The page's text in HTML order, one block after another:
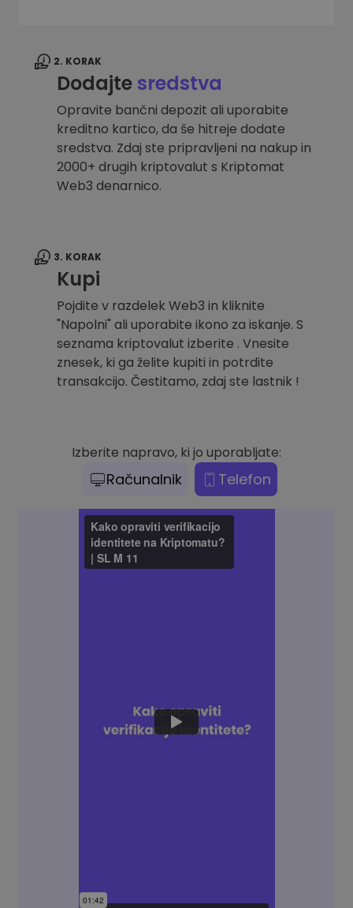
2. KORAK
Dodajtesredstva
Opravite bančni depozit ali uporabite
kreditno kartico, da še hitreje dodate
sredstva. Zdaj ste pripravljeni na nakup in
2000+ drugih kriptovalut s Kriptomat
Web3 denarnico.
3. KORAK
Kupi
Pojdite v razdelek Web3 in kliknite
"Napolni" ali uporabite ikono za iskanje. S
seznama kriptovalut izberite . Vnesite
znesek, ki ga želite kupiti in potrdite
transakcijo. Čestitamo, zdaj ste lastnik !
Izberite napravo, ki jo uporabljate:
Računalnik Telefon